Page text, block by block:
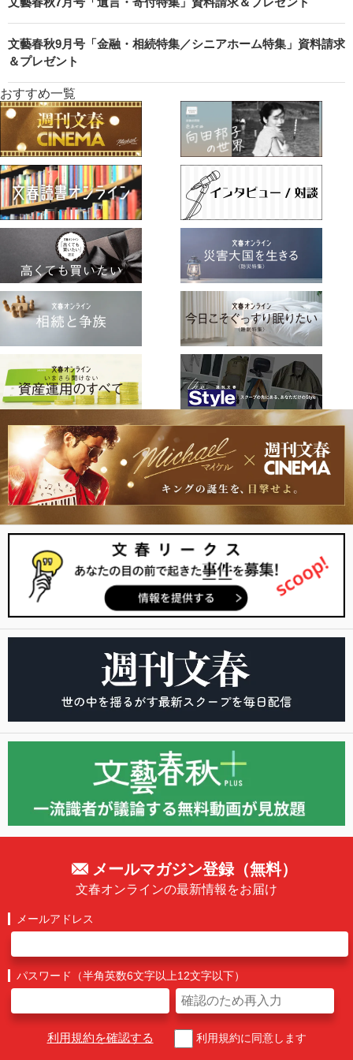
文藝春秋9月号「金融・相続特集／シニアホーム特集」資料請求
＆プレゼント
おすすめ一覧
メールマガジン登録（無料）
文春オンラインの最新情報をお届け
メールアドレス
パスワード（半角英数6文字以上12文字以下）
利用規約を確認する 利用規約に同意します